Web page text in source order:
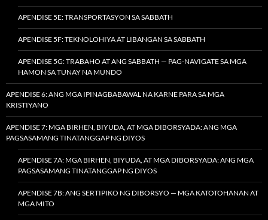
APENDISE 5E: TRANSPORTASYON SA SABBATH
APENDISE 5F: TEKNOLOHIYA AT LIBANGAN SA SABBATH
APENDISE 5G: TRABAHO AT ANG SABBATH — PAG-NAVIGATE SA MGA
HAMON SA TUNAY NA MUNDO
APENDISE 6: ANG MGA IPINAGBABAWAL NA KARNE PARA SA MGA
KRISTIYANO
APENDISE 7: MGA BIRHEN, BIYUDA, AT MGA DIBORSYADA: ANG MGA
PAGSASAMANG TINATANGGAP NG DIYOS
APENDISE 7A: MGA BIRHEN, BIYUDA, AT MGA DIBORSYADA: ANG MGA
PAGSASAMANG TINATANGGAP NG DIYOS
APENDISE 7B: ANG SERTIPIKO NG DIBORSYO — MGA KATOTOHANAN AT
MGA MITO